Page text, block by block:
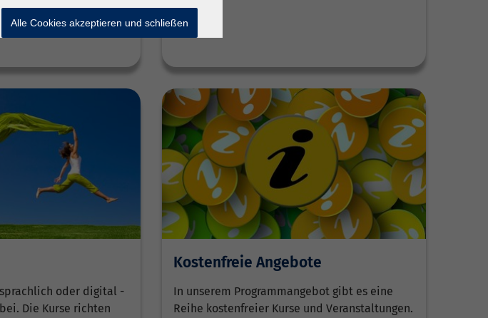
oder digital -
Die Kurse richten
Kostenfreie Angebote
In unserem Programmangebot gibt es eine
Reihe kostenfreier Kurse und Veranstaltungen.
Alle Cookies akzeptieren und schließen